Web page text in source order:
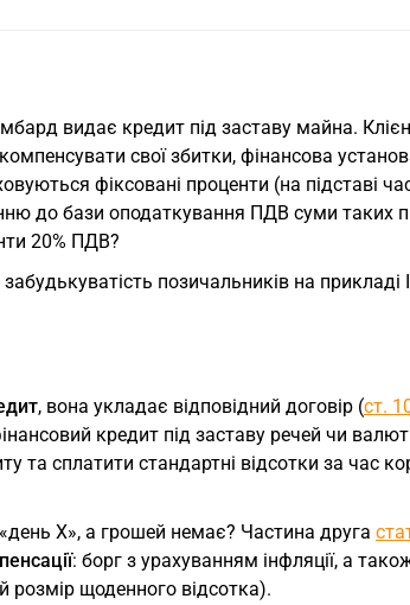
видає кредит під заставу майна.
свої збитки, фінансова
фіксовані проценти (на підставі
до бази оподаткування ПДВ суми таких
20% ПДВ?
позичальників на
, вона укладає відповідний договір (ст.
кредит під заставу речей чи
та сплатити стандартні відсотки за час
Х», а грошей немає? Частина друга
: борг з урахуванням інфляції, а
розмір щоденного відсотка).